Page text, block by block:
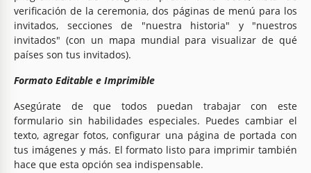
verificación de la ceremonia, dos páginas de menú para los
invitados, secciones de "nuestra historia" y "nuestros
invitados" (con un mapa mundial para visualizar de qué
países son tus invitados).
Formato Editable e Imprimible
Asegúrate de que todos puedan trabajar con este
formulario sin habilidades especiales. Puedes cambiar el
texto, agregar fotos, configurar una página de portada con
tus imágenes y más. El formato listo para imprimir también
hace que esta opción sea indispensable.